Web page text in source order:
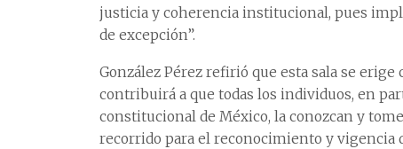
justicia y coherencia institucional, pues
de excepción”.
González Pérez refirió que esta sala se
contribuirá a que todas los individuos, en
constitucional de México, la conozcan y
recorrido para el reconocimiento y vigencia